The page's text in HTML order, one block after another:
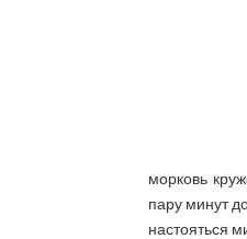
морковь
пару минут
настояться